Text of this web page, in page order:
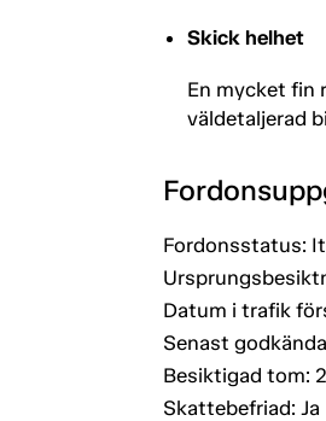
Skick helhet
En mycket fin
väldetaljerad
Fordonsstatus:
Datum i trafik
Senast
Besiktigad tom:
Skattebefriad: Ja